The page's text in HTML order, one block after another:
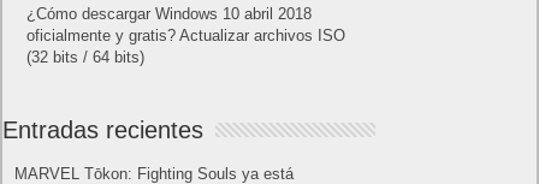
¿Cómo descargar Windows 10 abril 2018
oficialmente y gratis? Actualizar archivos ISO
(32 bits / 64 bits)
Entradas recientes
MARVEL Tōkon: Fighting Souls ya está